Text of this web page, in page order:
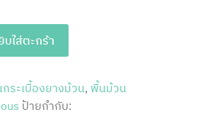
บใส่ตะกร้า
ระเบื้องยางม้วน, พื้นม้วน
ป้ายกำกับ: